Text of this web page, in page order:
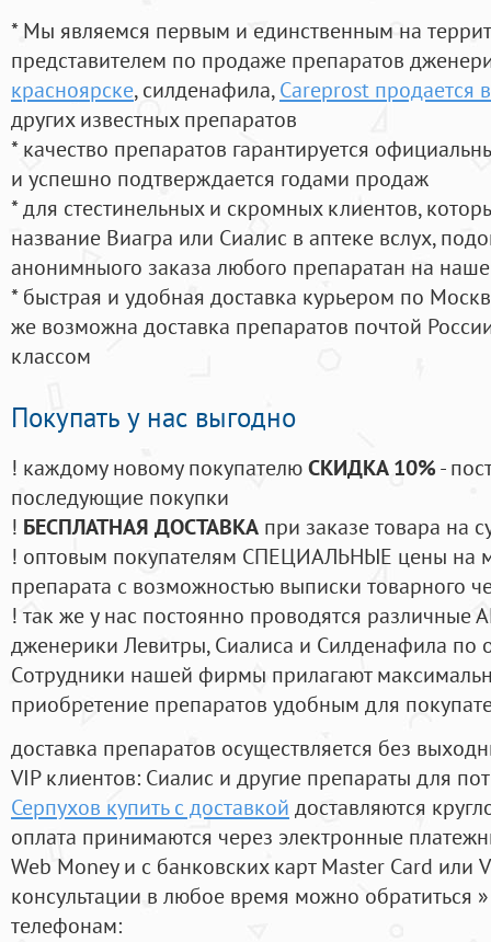
* Мы являемся первым и единственным на
представителем по продаже препаратов
красноярске, силденафила, Careprost продается
других известных препаратов
* качество препаратов гарантируется
и успешно подтверждается годами продаж
* для стестинельных и скромных клиентов,
название Виагра или Сиалис в аптеке вслух,
анонимныого заказа любого препаратан на
* быстрая и удобная доставка курьером по
же возможна доставка препаратов почтой
классом
Покупать у нас выгодно
! каждому новому покупателюСКИДКА 10%-
последующие покупки
! БЕСПЛАТНАЯ ДОСТАВКА при заказе товара на
! оптовым покупателям СПЕЦИАЛЬНЫЕ цены на
препарата с возможностью выписки товарного
! так же у нас постоянно проводятся
дженерики Левитры, Сиалиса и Силденафила по
Cотрудники нашей фирмы прилагают
приобретение препаратов удобным для
доставка препаратов осуществляется без
VIP клиентов: Сиалис и другие препараты для
Серпухов купить с доставкой доставляются
оплата принимаются через электронные
Web Money и с банковских карт Master Card или
консультации в любое время можно обратиться
телефонам: